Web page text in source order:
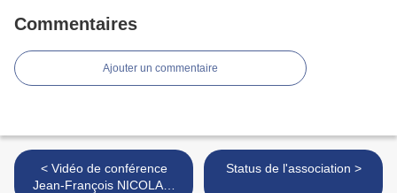
Commentaires
Ajouter un commentaire
< Vidéo de conférence
Jean-François NICOLAS:
Status de l'association >